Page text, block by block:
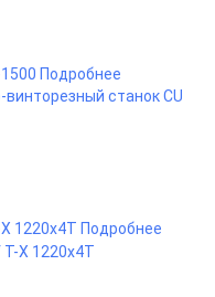
Подробнее
1220x4T Подробнее